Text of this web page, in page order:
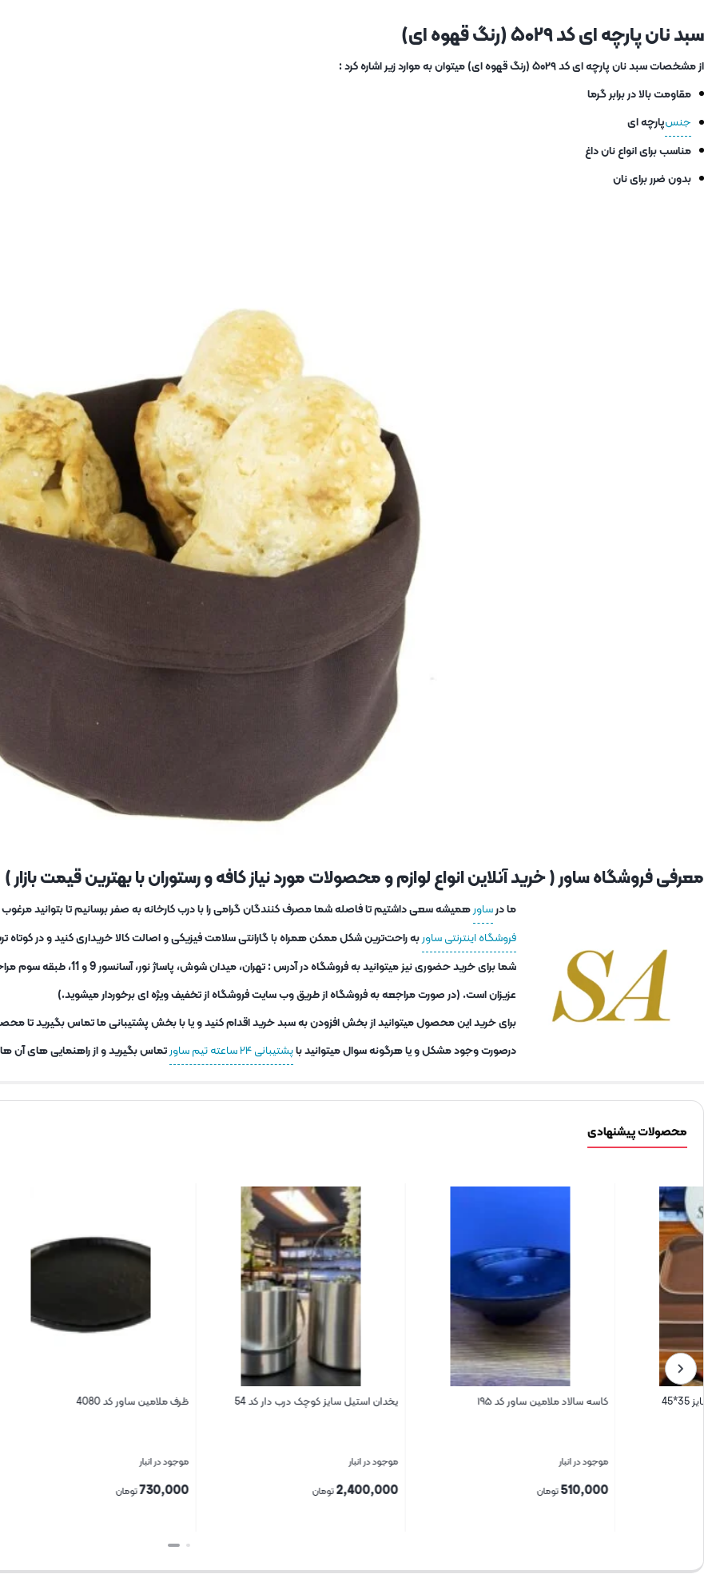
سبد نان پارچه ای کد ۵۰۲۹ (رنگ قهوه ای)
از مشخصات سبد نان پارچه ای کد ۵۰۲۹ (رنگ قهوه ای) میتوان به موارد زیر اشاره کرد :
مقاومت بالا در برابر گرما
جنسپارچه ای
مناسب برای انواع نان داغ
بدون ضرر برای نان
معرفی فروشگاه ساور ( خرید آنلاین انواع لوازم و محصولات مورد نیاز کافه و رستوران با بهترین قیمت بازار )
ما درساورهمیشه سعی داشتیم تا فاصله شما مصرف کنندگان گرامی را با درب کارخانه به صفر برسانیم تا بتوانید
فروشگاه اینترنتی ساوربه راحت‌ترین شکل ممکن همراه با گارانتی سلامت فیزیکی و اصالت کالا خریداری کنید و در
شما برای خرید حضوری نیز
عزیزان است. (در صورت مراجعه به فروشگاه از طریق وب سایت فروشگاه از تخفیف ویژه ای برخوردار میشوید.)
برای خرید این محصول میتوانید از بخش افزودن به سبد خرید اقدام کنید و یا با بخش پشتیبانی ما تماس بگیرید تا
درصورت وجود مشکل و یا هرگونه سوال میتوانید باپشتیبانی ۲۴ ساعته تیم ساور تماس بگیرید و از راهنمایی های آن
محصولات پیشنهادی
کاسه سالاد ملامین ساور کد ۱۹۵ یخدان استیل سایز کوچک درب دار کد 54 ظرف ملامین ساور کد 4080 زیر سیگاری فلزی